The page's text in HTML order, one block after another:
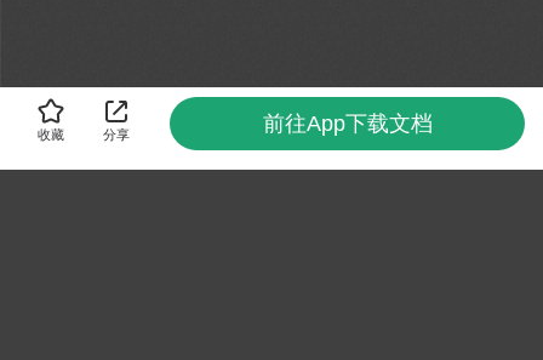
收藏 分享 前往App下载文档